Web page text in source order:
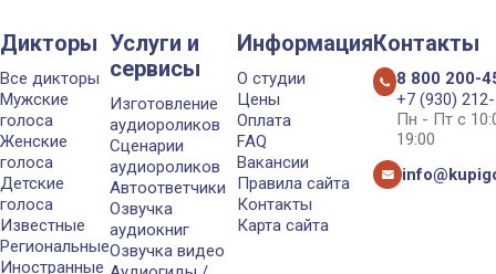
Дикторы
Все дикторы
Мужские
голоса
Женские
голоса
Детские
голоса
Известные
Региональные
Иностранные
Услуги и
сервисы
Изготовление
аудиороликов
Сценарии
аудиороликов
Автоответчики
Озвучка
аудиокниг
Озвучка видео
Информация
О студии
Цены
Оплата
FAQ
Вакансии
Правила сайта
Контакты
Карта сайта
Контакты
8 800 200-
+7 (930)
Пн - Пт с
19:00